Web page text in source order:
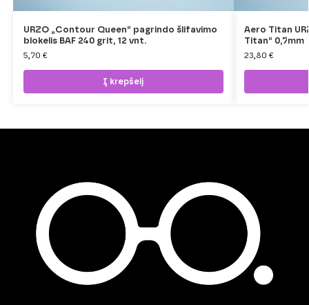
URZO „Contour Queen“ pagrindo šlifavimo
blokelis BAF 240 grit, 12 vnt.
5,70 €
Į krepšelį
Aero Titan
Titan“ 0,7mm
23,80 €